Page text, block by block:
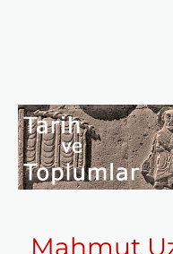
Mahmut